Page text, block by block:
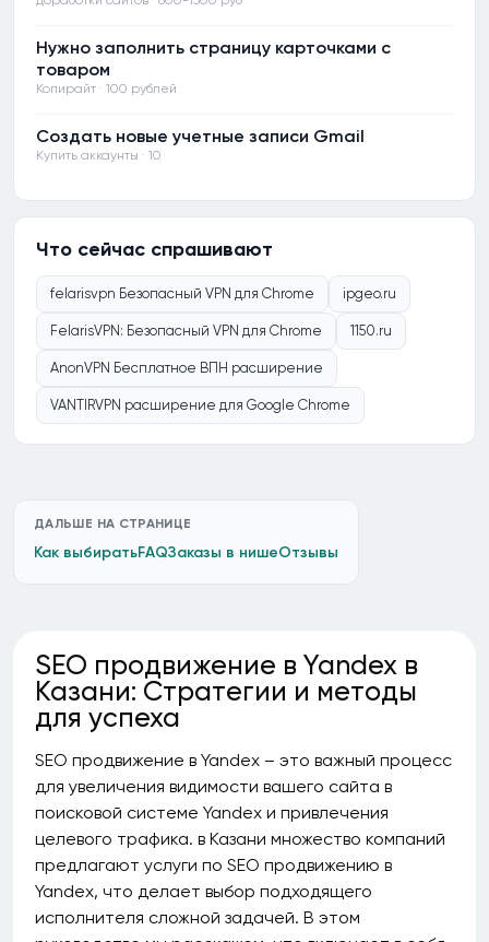
Нужно заполнить страницу карточками с
товаром
Копирайт · 100 рублей
Создать новые учетные записи Gmail
Купить аккаунты · 10
Что сейчас спрашивают
felarisvpn Безопасный VPN для Chrome ipgeo.ru
FelarisVPN: Безопасный VPN для Chrome 1150.ru
AnonVPN Бесплатное ВПН расширение
VANTIRVPN расширение для Google Chrome
ДАЛЬШЕ НА СТРАНИЦЕ
Как выбиратьFAQЗаказы в нишеОтзывы
SEO продвижение в Yandex в
Казани: Стратегии и методы
для успеха
SEO продвижение в Yandex – это важный процесс
для увеличения видимости вашего сайта в
поисковой системе Yandex и привлечения
целевого трафика. в Казани множество компаний
предлагают услуги по SEO продвижению в
Yandex, что делает выбор подходящего
исполнителя сложной задачей. В этом